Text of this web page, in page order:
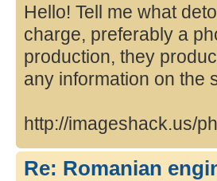
Hello! Tell me what
charge, preferably a
production, they
any information on the
http://imageshack.us/
Re: Romanian